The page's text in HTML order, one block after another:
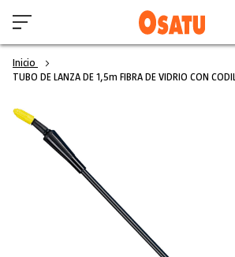
Inicio
TUBO DE LANZA DE 1,5m FIBRA DE VIDRIO CON